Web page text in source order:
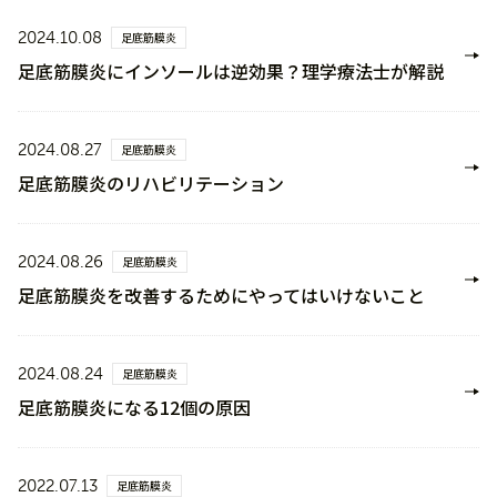
2024.10.08 足底筋膜炎
足底筋膜炎にインソールは逆効果？理学療法士が解説
2024.08.27 足底筋膜炎
足底筋膜炎のリハビリテーション
2024.08.26 足底筋膜炎
足底筋膜炎を改善するためにやってはいけないこと
2024.08.24 足底筋膜炎
足底筋膜炎になる12個の原因
2022.07.13 足底筋膜炎